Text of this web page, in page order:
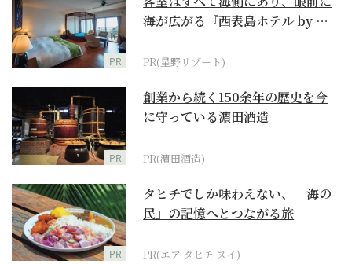
PR
海が広がる『西表島ホテル by 星
PR(星野リゾート)
PR
創業から続く150余年の歴史を今
に守っている濵田酒造
PR(濵田酒造)
PR
タヒチでしか味わえない、「海の
民」の記憶へとつながる旅
PR(エア タヒチ ヌイ)